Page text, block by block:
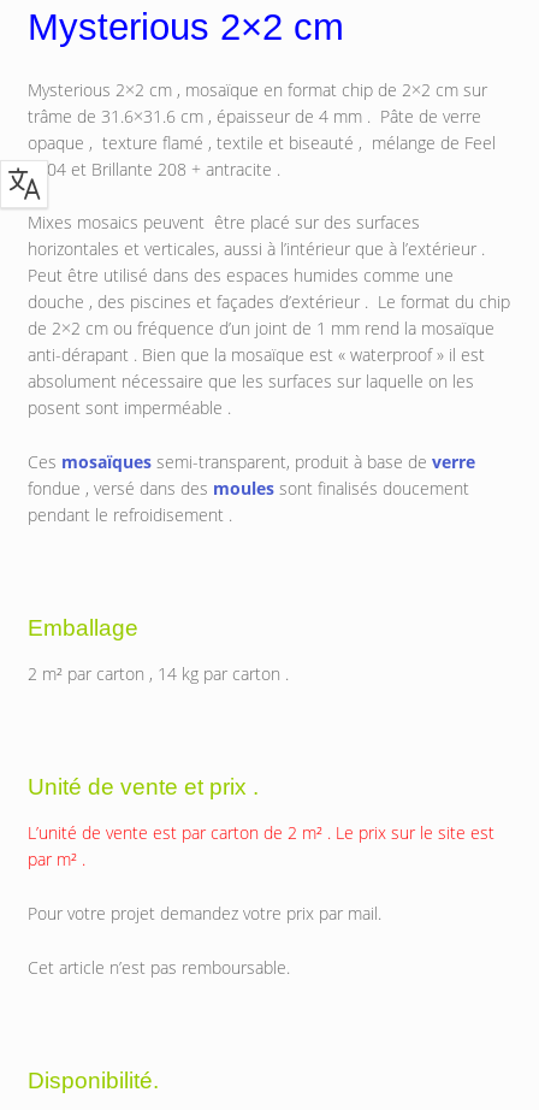
Mysterious 2×2 cm
Mysterious 2×2 cm , mosaïque en format chip de 2×2 cm sur
trâme de 31.6×31.6 cm , épaisseur de 4 mm . Pâte de verre
opaque , texture flamé , textile et biseauté , mélange de Feel
2104 et Brillante 208 + antracite .
Mixes mosaics peuvent être placé sur des surfaces
horizontales et verticales, aussi à l’intérieur que à l’extérieur .
Peut être utilisé dans des espaces humides comme une
douche , des piscines et façades d’extérieur . Le format du chip
de 2×2 cm ou fréquence d’un joint de 1 mm rend la mosaïque
anti-dérapant . Bien que la mosaïque est « waterproof » il est
absolument nécessaire que les surfaces sur laquelle on les
posent sont imperméable .
Ces mosaïquessemi-transparent, produit à base de verre
fondue , versé dans des moulessont finalisés doucement
pendant le refroidisement .
Emballage
2 m² par carton , 14 kg par carton .
Unité de vente et prix .
L’unité de vente est par carton de 2 m² . Le prix sur le site est
par m² .
Pour votre projet demandez votre prix par mail.
Cet article n’est pas remboursable.
Disponibilité.